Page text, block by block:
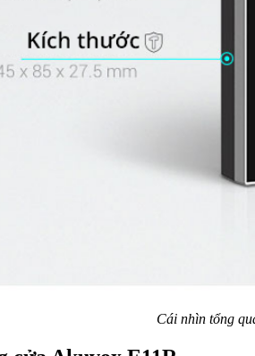
Cái nhìn tổng